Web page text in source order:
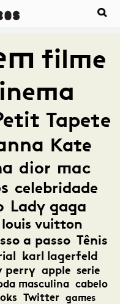
filme
Tapete
Kate
dior mac
celebridade
Lady gaga
louis vuitton
a passo Tênis
karl lagerfeld
perry apple serie
masculina cabelo
Twitter games